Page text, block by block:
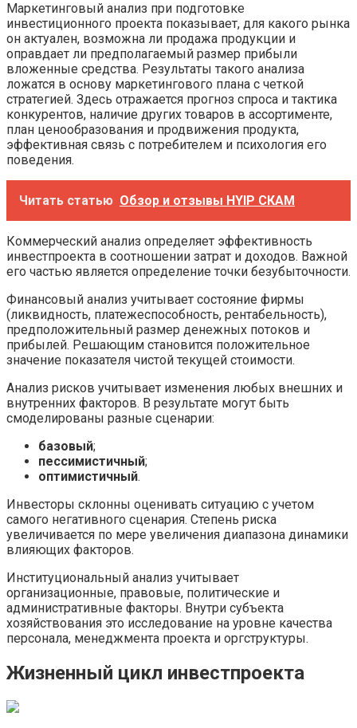
Маркетинговый анализ при подготовке
инвестиционного проекта показывает, для какого рынка
он актуален, возможна ли продажа продукции и
оправдает ли предполагаемый размер прибыли
вложенные средства. Результаты такого анализа
ложатся в основу маркетингового плана с четкой
стратегией. Здесь отражается прогноз спроса и тактика
конкурентов, наличие других товаров в ассортименте,
план ценообразования и продвижения продукта,
эффективная связь с потребителем и психология его
поведения.
Читать статью Обзор и отзывы HYIP СКАМ
Коммерческий анализ определяет эффективность
инвестпроекта в соотношении затрат и доходов. Важной
его частью является определение точки безубыточности.
Финансовый анализ учитывает состояние фирмы
(ликвидность, платежеспособность, рентабельность),
предположительный размер денежных потоков и
прибылей. Решающим становится положительное
значение показателя чистой текущей стоимости.
Анализ рисков учитывает изменения любых внешних и
внутренних факторов. В результате могут быть
смоделированы разные сценарии:
базовый;
пессимистичный;
оптимистичный.
Инвесторы склонны оценивать ситуацию с учетом
самого негативного сценария. Степень риска
увеличивается по мере увеличения диапазона динамики
влияющих факторов.
Институциональный анализ учитывает
организационные, правовые, политические и
административные факторы. Внутри субъекта
хозяйствования это исследование на уровне качества
персонала, менеджмента проекта и оргструктуры.
Жизненный цикл инвестпроекта